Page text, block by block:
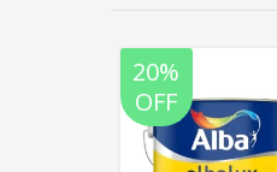
20%
OFF